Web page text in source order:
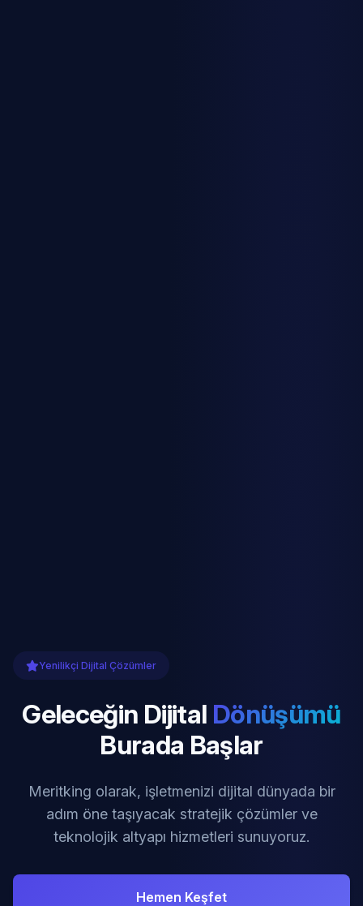
Yenilikçi Dijital Çözümler
Geleceğin Dijital Dönüşümü
Burada Başlar
Meritking olarak, işletmenizi dijital dünyada bir
adım öne taşıyacak stratejik çözümler ve
teknolojik altyapı hizmetleri sunuyoruz.
Hemen Keşfet